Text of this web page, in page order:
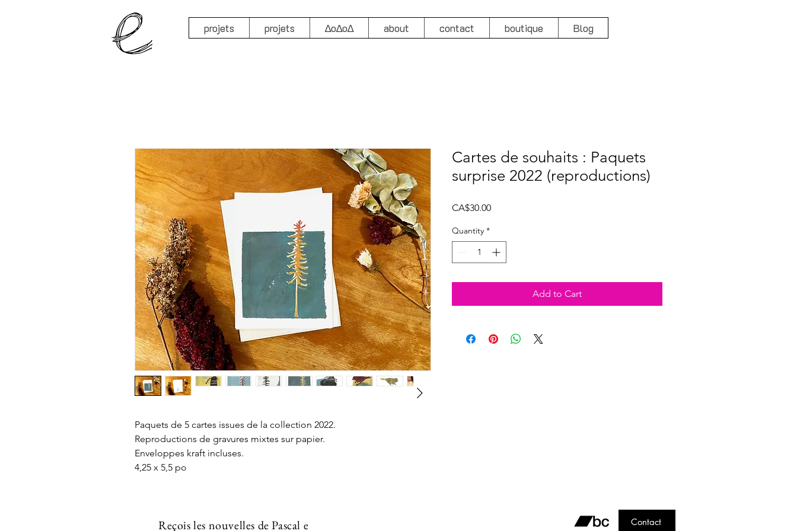
projets projets ∆o∆o∆ about contact boutique Blog
Paquets de 5 cartes issues de la collection 2022.
Reproductions de gravures mixtes sur papier.
Enveloppes kraft incluses.
4,25 x 5,5 po
Cartes de souhaits : Paquets
surprise 2022 (reproductions)
CA$30.00Price
Quantity *
Add to Cart
Reçois les nouvelles de Pascal e Contact